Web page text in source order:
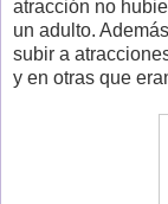
atracción no
un adulto.
subir a
y en otras que